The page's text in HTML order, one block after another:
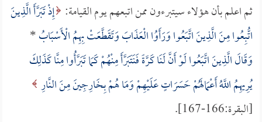
ثم اعلم بأن هؤلاء سيتبرءون ممن اتبعهم يوم القيامة: إِذْ تَبَرَّأَ الَّذِينَ
اتُّبِعُوا مِنَ الَّذِينَ اتَّبَعُوا وَرَأَوُا الْعَذَابَ وَتَقَطَّعَتْ بِهِمُ الْأَسْبَابُ*
وَقَالَ الَّذِينَ اتَّبَعُوا لَوْ أَنَّ لَنَا كَرَّةً فَنَتَبَرَّأَ مِنْهُمْ كَمَا تَبَرَّأُوا مِنَّا كَذَلِكَ
يُرِيهِمُ اللَّهُ أَعْمَالَهُمْ حَسَرَاتٍ عَلَيْهِمْ وَمَا هُمْ بِخَارِجِينَ مِنَ النَّارِ
[البقرة:166-167].